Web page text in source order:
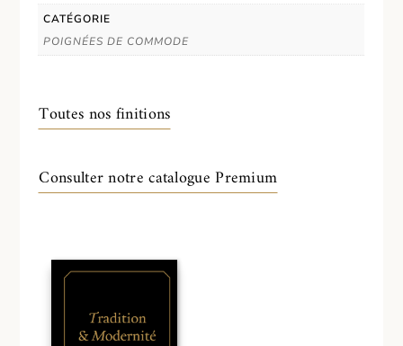
CATÉGORIE
POIGNÉES DE COMMODE
Toutes nos finitions
Consulter notre catalogue Premium